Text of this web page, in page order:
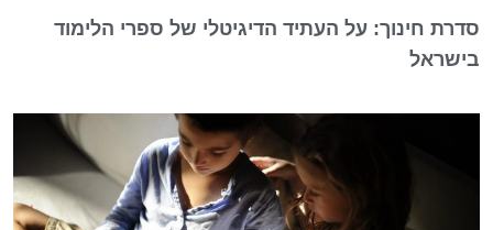
סדרת חינוך: על העתיד הדיגיטלי של ספרי הלימוד
בישראל